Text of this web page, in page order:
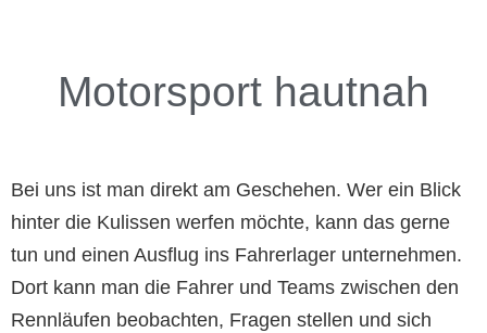
Motorsport hautnah
Bei uns ist man direkt am Geschehen. Wer ein Blick
hinter die Kulissen werfen möchte, kann das gerne
tun und einen Ausflug ins Fahrerlager unternehmen.
Dort kann man die Fahrer und Teams zwischen den
Rennläufen beobachten, Fragen stellen und sich